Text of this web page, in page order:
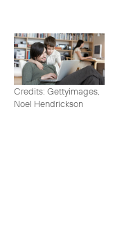
Credits: Gettyimages,
Noel Hendrickson